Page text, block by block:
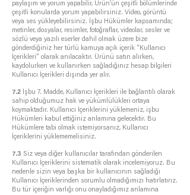
paylaşım ve yorum yapabilir, Ürün’ün çeşitli bölümlerinde
çeşitli konularda yorum yapabilirsiniz. Video, görüntü
veya ses yükleyebilirsiniz. İşbu Hükümler kapsamında;
metinler, dosyalar, resimler, fotoğraflar, videolar, sesler ve
sözlü veya yazılı eserler dahil olmak üzere bize
gönderdiğiniz her türlü kamuya açık içerik “Kullanıcı
İçerikleri” olarak anılacaktır. Ürünü satın alırken,
kaydolurken ve kullanırken sağladığınız hesap bilgileri
Kullanıcı İçerikleri dışında yer alır.
7.2 İşbu 7. Madde, Kullanıcı İçerikleri ile bağlantılı olarak
sahip olduğumuz hak ve yükümlülükleri ortaya
koymaktadır. Kullanıcı İçeriklerini yüklemeniz, işbu
Hükümleri kabul ettiğiniz anlamına gelecektir. Bu
Hükümlere tabi olmak istemiyorsanız, Kullanıcı
İçeriklerini yüklememelisiniz.
7.3 Siz veya diğer kullanıcılar tarafından gönderilen
Kullanıcı İçeriklerini sistematik olarak incelemiyoruz. Bu
nedenle sizin veya başka bir kullanıcının sağladığı
Kullanıcı İçeriklerinden sorumlu olmadığımızı hatırlatırız.
Bu tür içeriğin varlığı onu onayladığımız anlamına